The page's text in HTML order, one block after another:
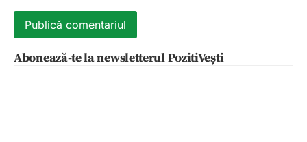
Abonează-te la newsletterul PozitiVești